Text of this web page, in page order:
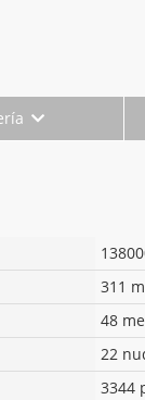
311
48
22
3344